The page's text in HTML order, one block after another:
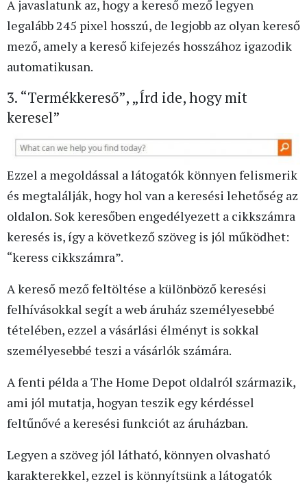
A javaslatunk az, hogy a kereső mező legyen
legalább 245 pixel hosszú, de legjobb az olyan kereső
mező, amely a kereső kifejezés hosszához igazodik
automatikusan.
3. “Termékkereső”, „Írd ide, hogy mit
keresel”
Ezzel a megoldással a látogatók könnyen felismerik
és megtalálják, hogy hol van a keresési lehetőség az
oldalon. Sok keresőben engedélyezett a cikkszámra
keresés is, így a következő szöveg is jól működhet:
“keress cikkszámra”.
A kereső mező feltöltése a különböző keresési
felhívásokkal segít a web áruház személyesebbé
tételében, ezzel a vásárlási élményt is sokkal
személyesebbé teszi a vásárlók számára.
A fenti példa a The Home Depot oldalról származik,
ami jól mutatja, hogyan teszik egy kérdéssel
feltűnővé a keresési funkciót az áruházban.
Legyen a szöveg jól látható, könnyen olvasható
karakterekkel, ezzel is könnyítsünk a látogatók